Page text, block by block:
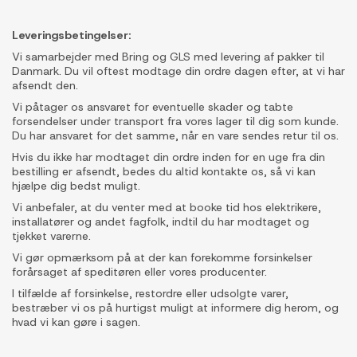
Leveringsbetingelser:
Vi samarbejder med Bring og GLS med levering af pakker til
Danmark. Du vil oftest modtage din ordre dagen efter, at vi har
afsendt den.
Vi påtager os ansvaret for eventuelle skader og tabte
forsendelser under transport fra vores lager til dig som kunde.
Du har ansvaret for det samme, når en vare sendes retur til os.
Hvis du ikke har modtaget din ordre inden for en uge fra din
bestilling er afsendt, bedes du altid kontakte os, så vi kan
hjælpe dig bedst muligt.
Vi anbefaler, at du venter med at booke tid hos elektrikere,
installatører og andet fagfolk, indtil du har modtaget og
tjekket varerne.
Vi gør opmærksom på at der kan forekomme forsinkelser
forårsaget af speditøren eller vores producenter.
I tilfælde af forsinkelse, restordre eller udsolgte varer,
bestræber vi os på hurtigst muligt at informere dig herom, og
hvad vi kan gøre i sagen.